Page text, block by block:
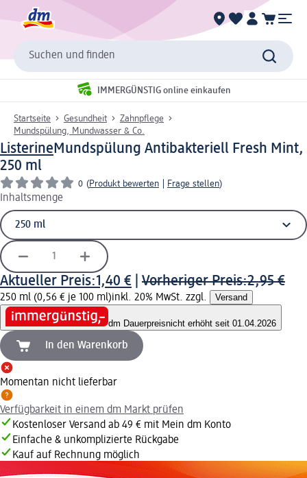
Suchen und finden
IMMERGÜNSTIG online einkaufen
Startseite Gesundheit
Zahnpflege
Mundspülung, Mundwasser & Co.
ListerineMundspülung Antibakteriell Fresh Mint,
250 ml
0 (Produkt bewerten Frage stellen)
Inhaltsmenge
Aktueller Preis:1,40 € Vorheriger Preis:2,95 €
250 ml (0,56 € je 100 ml)inkl. 20% MwSt. zzgl. Versand
dm Dauerpreisnicht erhöht seit 01.04.2026
In den Warenkorb
Momentan nicht lieferbar
Verfügbarkeit in einem dm Markt prüfen
Kostenloser Versand ab 49 € mit Mein dm Konto
Einfache & unkomplizierte Rückgabe
Kauf auf Rechnung möglich